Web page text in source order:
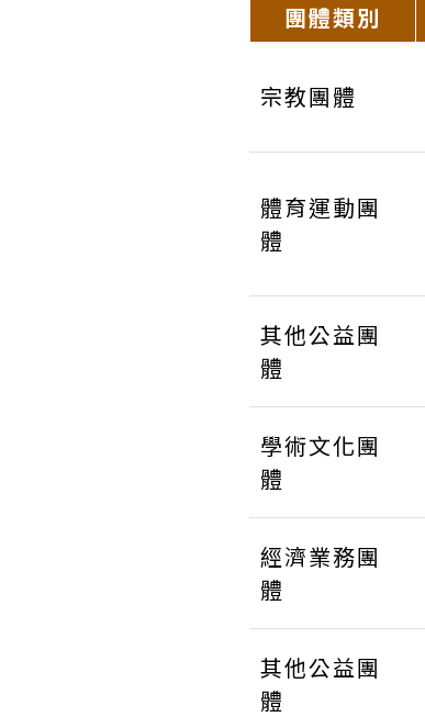
團體類別
宗教團體
體育運動團
體
其他公益團
體
學術文化團
體
經濟業務團
體
其他公益團
體